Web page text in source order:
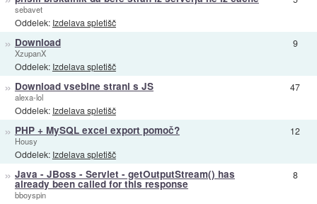
sebavet
Oddelek: Izdelava spletišč
» Download
XzupanX
Oddelek: Izdelava spletišč
9
» Download vsebine strani s JS
alexa-lol
Oddelek: Izdelava spletišč
47
» PHP + MySQL excel export pomoč?
Housy
Oddelek: Izdelava spletišč
12
» Java - JBoss - Servlet - getOutputStream() has
already been called for this response
bboyspin
8